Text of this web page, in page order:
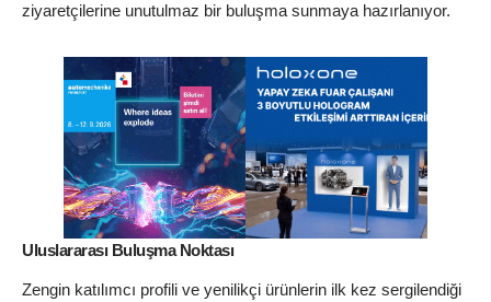
ziyaretçilerine unutulmaz bir buluşma sunmaya hazırlanıyor.
Uluslararası Buluşma Noktası
Zengin katılımcı profili ve yenilikçi ürünlerin ilk kez sergilendiği